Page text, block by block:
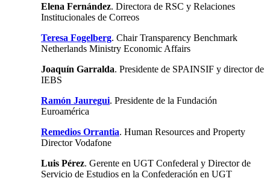
Elena Fernández. Directora de RSC y Relaciones
Institucionales de Correos
Teresa Fogelberg. Chair Transparency Benchmark
Netherlands Ministry Economic Affairs
Joaquín Garralda. Presidente de SPAINSIF y director de
IEBS
Ramón Jauregui. Presidente de la Fundación
Euroamérica
Remedios Orrantia. Human Resources and Property
Director Vodafone
Luis Pérez. Gerente en UGT Confederal y Director de
Servicio de Estudios en la Confederación en UGT